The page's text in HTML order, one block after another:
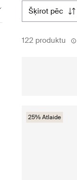
šķirot pēc
122 produktu
25% Atlaide